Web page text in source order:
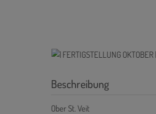
Beschreibung
Ober St. Veit